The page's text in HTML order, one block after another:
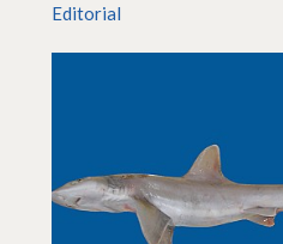
Editorial